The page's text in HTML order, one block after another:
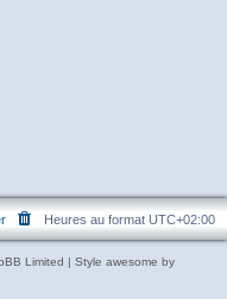
Heures au format UTC+02:00
Limited | Style awesome by